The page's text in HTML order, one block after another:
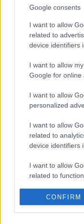
Google consents
I want to allow
related to
device identifiers
I want to allow
Google for online
I want to allow
personalized
I want to allow
related to
device identifiers
I want to allow
related to
I want to allow
related to
CONFIRM
Címkék:hír ivan and
Ajánlott